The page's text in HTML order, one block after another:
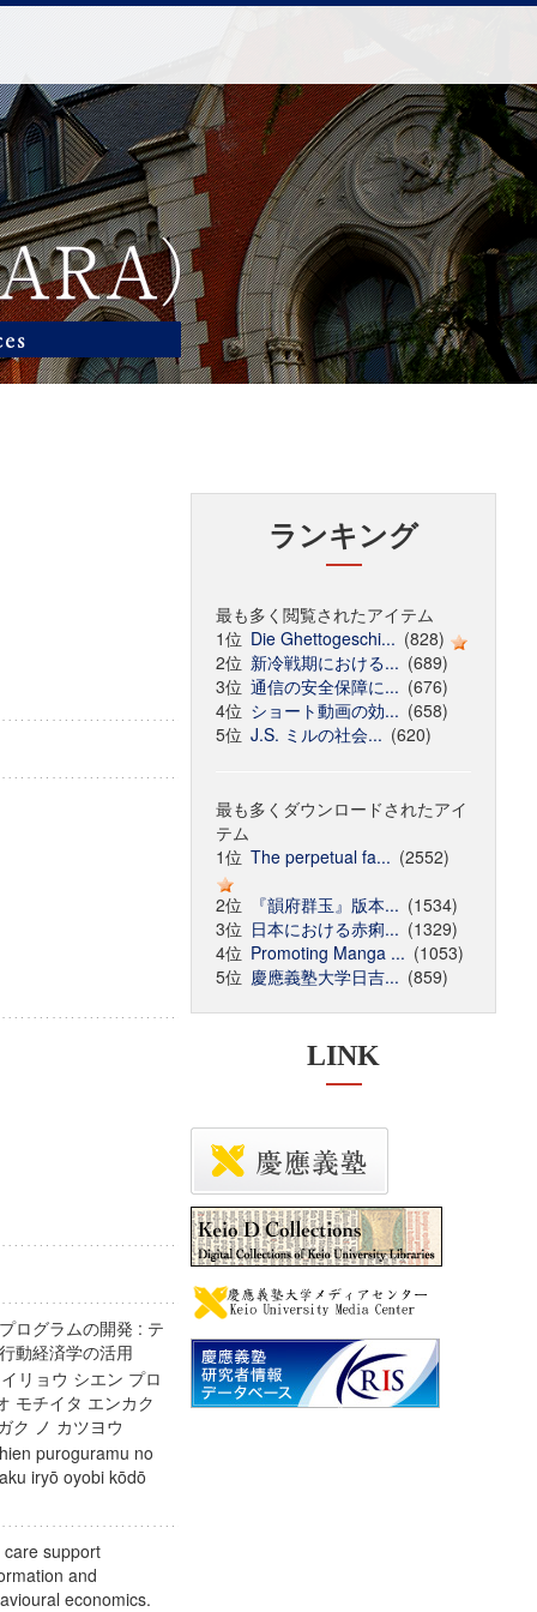
ログラムの開発 : テ
動経済学の活用
リョウ シエン プロ
モチイタ エンカク
ク ノ カツヨウ
puroguramu no
iryō oyobi kōdō
support
and
economics.
ランキング
最も多く閲覧されたアイテム
1位 Die Ghettogeschi... (828)
2位 新冷戦期における... (689)
3位 通信の安全保障に... (676)
4位 ショート動画の効... (658)
5位 J.S. ミルの社会... (620)
最も多くダウンロードされたアイ
テム
1位 The perpetual fa... (2552)
2位
『韻府群玉』版本... (1534)
3位 日本における赤痢... (1329)
4位 Promoting Manga ... (1053)
5位 慶應義塾大学日吉... (859)
LINK